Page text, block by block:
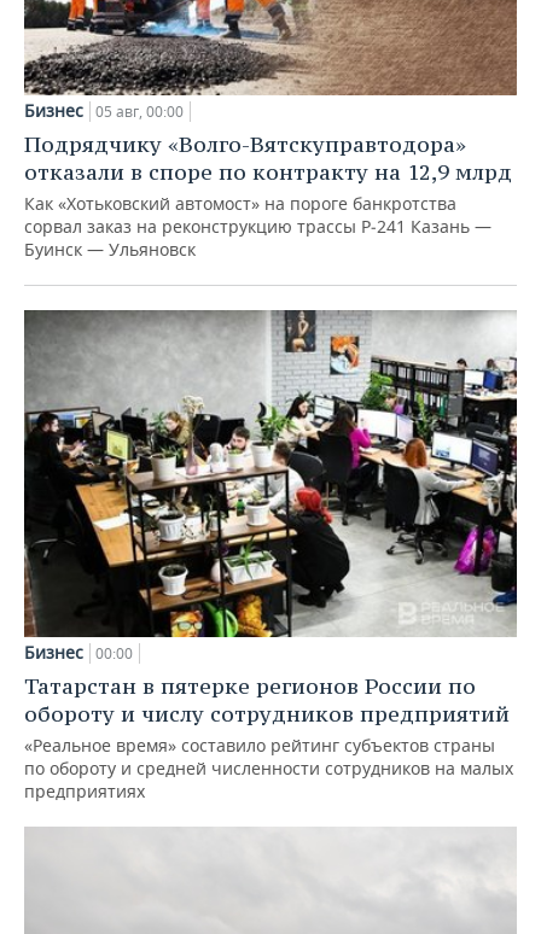
Бизнес 05 авг, 00:00
Подрядчику «Волго-Вятскуправтодора»
отказали в споре по контракту на 12,9 млрд
Как «Хотьковский автомост» на пороге банкротства
сорвал заказ на реконструкцию трассы Р‑241 Казань —
Буинск — Ульяновск
Бизнес 00:00
Татарстан в пятерке регионов России по
обороту и числу сотрудников предприятий
«Реальное время» составило рейтинг субъектов страны
по обороту и средней численности сотрудников на малых
предприятиях